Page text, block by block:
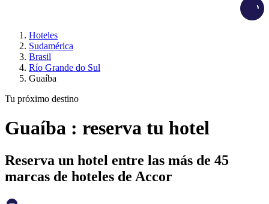
Hoteles
Sudamérica
Brasil
Río Grande do Sul
Guaíba
Tu próximo destino
Guaíba : reserva tu hotel
Reserva un hotel entre las más de 45
marcas de hoteles de Accor